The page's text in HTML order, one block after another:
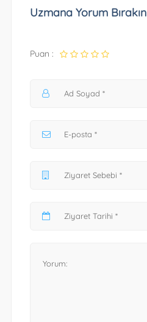
Uzmana Yorum Bırakın
Puan :